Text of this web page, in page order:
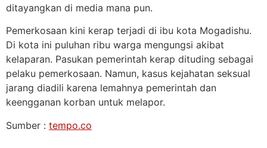
ditayangkan di media mana pun.
Pemerkosaan kini kerap terjadi di ibu kota Mogadishu.
Di kota ini puluhan ribu warga mengungsi akibat
kelaparan. Pasukan pemerintah kerap dituding sebagai
pelaku pemerkosaan. Namun, kasus kejahatan seksual
jarang diadili karena lemahnya pemerintah dan
keengganan korban untuk melapor.
Sumber : tempo.co